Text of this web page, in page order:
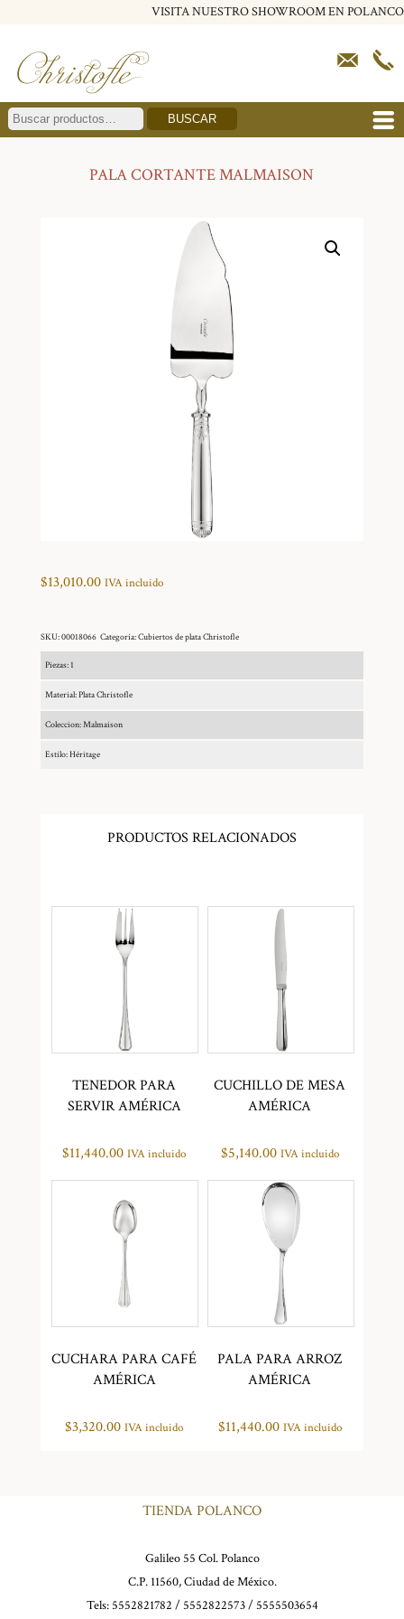
VISITA NUESTRO SHOWROOM EN POLANCO
BUSCAR
PALA CORTANTE MALMAISON
$13,010.00 IVA incluido
SKU:00018066 Categoría:Cubiertos de plata Christofle
Piezas: 1
Material: Plata Christofle
Coleccion: Malmaison
Estilo: Héritage
PRODUCTOS RELACIONADOS
TENEDOR PARA
SERVIR AMÉRICA
$11,440.00 IVA incluido
CUCHILLO DE MESA
AMÉRICA
$5,140.00 IVA incluido
CUCHARA PARA CAFÉ
AMÉRICA
$3,320.00 IVA incluido
PALA PARA ARROZ
AMÉRICA
$11,440.00 IVA incluido
TIENDA POLANCO
Galileo 55 Col. Polanco
C.P. 11560, Ciudad de México.
Tels: 5552821782 / 5552822573 / 5555503654